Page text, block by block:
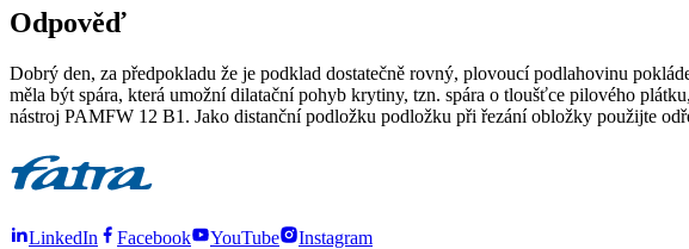
Odpověď
Dobrý den, za předpokladu že je podklad dostatečně rovný, plovoucí podlahovinu
měla být spára, která umožní dilatační pohyb krytiny, tzn. spára o tloušťce pilového
nástroj PAMFW 12 B1. Jako distanční podložku podložku při řezání obložky použijte
LinkedIn Facebook YouTube Instagram